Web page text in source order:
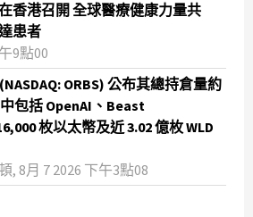
香港召開 全球醫療健康力量共
患者
9點00
ORBS) 公布其總持倉量約
包括 OpenAI、Beast
枚以太幣及近 3.02 億枚 WLD
, 8月 7 2026 下午3點08